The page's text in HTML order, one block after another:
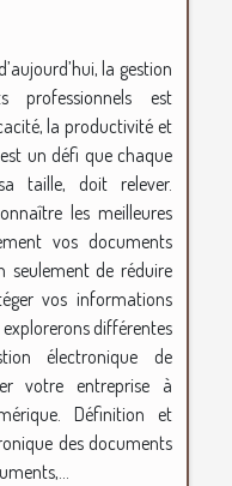
la gestion
professionnels est
la productivité et
un défi que chaque
taille, doit relever.
les meilleures
vos documents
seulement de réduire
vos informations
différentes
électronique de
votre entreprise à
Définition et
des documents